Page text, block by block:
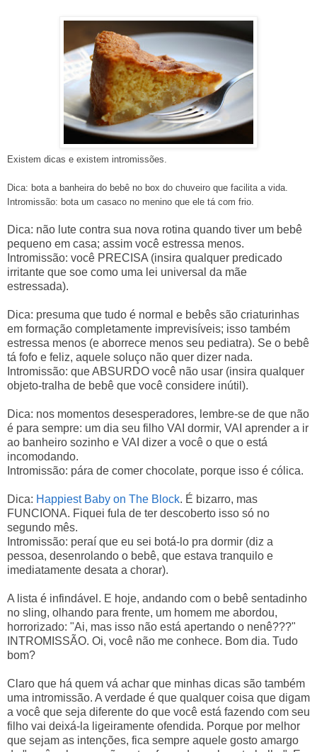
Existem dicas e existem intromissões.
Dica: bota a banheira do bebê no box do chuveiro que facilita a vida.
Intromissão: bota um casaco no menino que ele tá com frio.
Dica: não lute contra sua nova rotina quando tiver um bebê
pequeno em casa; assim você estressa menos.
Intromissão: você PRECISA (insira qualquer predicado
irritante que soe como uma lei universal da mãe
estressada).
Dica: presuma que tudo é normal e bebês são criaturinhas
em formação completamente imprevisíveis; isso também
estressa menos (e aborrece menos seu pediatra). Se o bebê
tá fofo e feliz, aquele soluço não quer dizer nada.
Intromissão: que ABSURDO você não usar (insira qualquer
objeto-tralha de bebê que você considere inútil).
Dica: nos momentos desesperadores, lembre-se de que não
é para sempre: um dia seu filho VAI dormir, VAI aprender a ir
ao banheiro sozinho e VAI dizer a você o que o está
incomodando.
Intromissão: pára de comer chocolate, porque isso é cólica.
Dica: Happiest Baby on The Block. É bizarro, mas
FUNCIONA. Fiquei fula de ter descoberto isso só no
segundo mês.
Intromissão: peraí que eu sei botá-lo pra dormir (diz a
pessoa, desenrolando o bebê, que estava tranquilo e
imediatamente desata a chorar).
A lista é infindável. E hoje, andando com o bebê sentadinho
no sling, olhando para frente, um homem me abordou,
horrorizado: "Ai, mas isso não está apertando o nenê???"
INTROMISSÃO. Oi, você não me conhece. Bom dia. Tudo
bom?
Claro que há quem vá achar que minhas dicas são também
uma intromissão. A verdade é que qualquer coisa que digam
a você que seja diferente do que você está fazendo com seu
filho vai deixá-la ligeiramente ofendida. Porque por melhor
que sejam as intenções, fica sempre aquele gosto amargo